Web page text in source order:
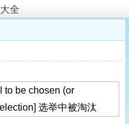
全
to be chosen (or
选举中被淘汰